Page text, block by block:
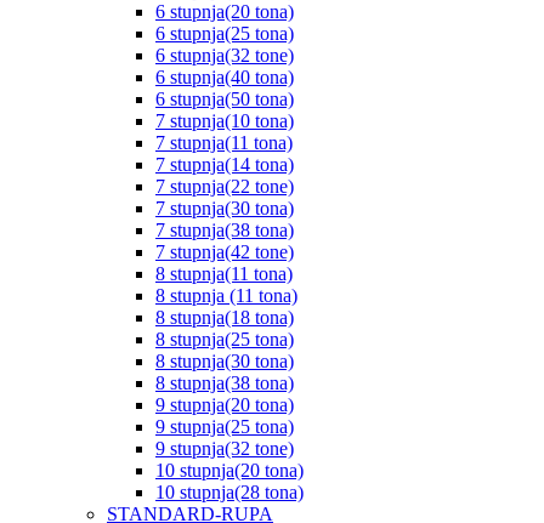
6 stupnja(20 tona)
6 stupnja(25 tona)
6 stupnja(32 tone)
6 stupnja(40 tona)
6 stupnja(50 tona)
7 stupnja(10 tona)
7 stupnja(11 tona)
7 stupnja(14 tona)
7 stupnja(22 tone)
7 stupnja(30 tona)
7 stupnja(38 tona)
7 stupnja(42 tone)
8 stupnja(11 tona)
8 stupnja (11 tona)
8 stupnja(18 tona)
8 stupnja(25 tona)
8 stupnja(30 tona)
8 stupnja(38 tona)
9 stupnja(20 tona)
9 stupnja(25 tona)
9 stupnja(32 tone)
10 stupnja(20 tona)
10 stupnja(28 tona)
STANDARD-RUPA